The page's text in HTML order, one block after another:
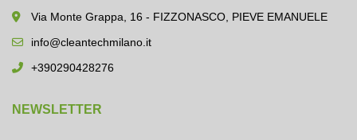
Via Monte Grappa, 16 - FIZZONASCO, PIEVE EMANUELE
info@cleantechmilano.it
+390290428276
NEWSLETTER